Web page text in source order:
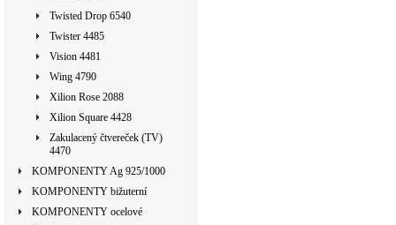
Twisted Drop 6540
Twister 4485
Vision 4481
Wing 4790
Xilion Rose 2088
Xilion Square 4428
Zakulacený čtvereček (TV)
4470
KOMPONENTY Ag 925/1000
KOMPONENTY bižuterní
KOMPONENTY ocelové